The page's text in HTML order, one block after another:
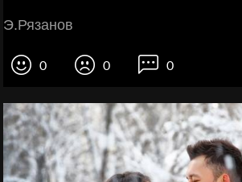
Э.Рязанов
0 0 0